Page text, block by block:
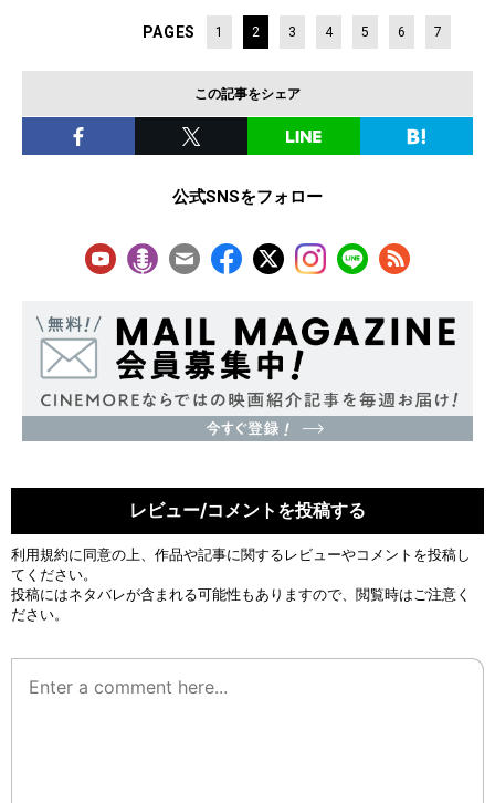
PAGES 1 2 3 4 5 6 7
この記事をシェア
公式SNSをフォロー
レビュー/コメントを投稿する
利用規約に同意の上、作品や記事に関するレビューやコメントを投稿し
てください。
投稿にはネタバレが含まれる可能性もありますので、閲覧時はご注意く
ださい。